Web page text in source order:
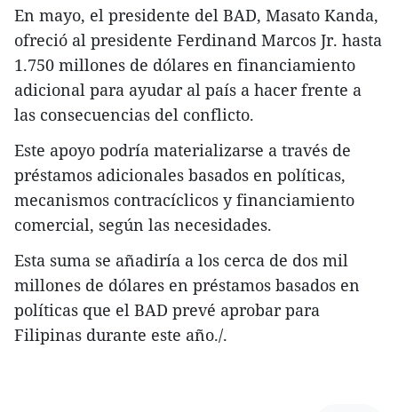
En mayo, el presidente del BAD, Masato Kanda,
ofreció al presidente Ferdinand Marcos Jr. hasta
1.750 millones de dólares en financiamiento
adicional para ayudar al país a hacer frente a
las consecuencias del conflicto.
Este apoyo podría materializarse a través de
préstamos adicionales basados en políticas,
mecanismos contracíclicos y financiamiento
comercial, según las necesidades.
Esta suma se añadiría a los cerca de dos mil
millones de dólares en préstamos basados en
políticas que el BAD prevé aprobar para
Filipinas durante este año./.